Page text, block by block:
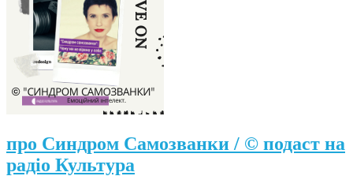
про Синдром Самозванки / © подаст на
радіо Культура